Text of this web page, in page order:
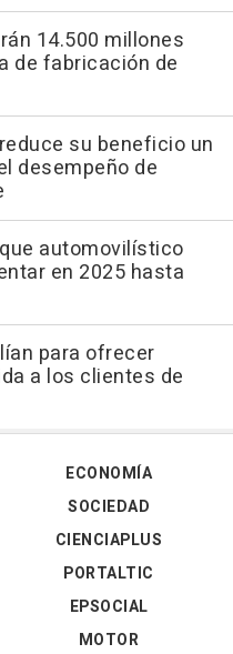
14.500 millones
de fabricación de
su beneficio un
desempeño de
automovilístico
en 2025 hasta
para ofrecer
a los clientes de
ECONOMÍA
SOCIEDAD
CIENCIAPLUS
PORTALTIC
EPSOCIAL
MOTOR